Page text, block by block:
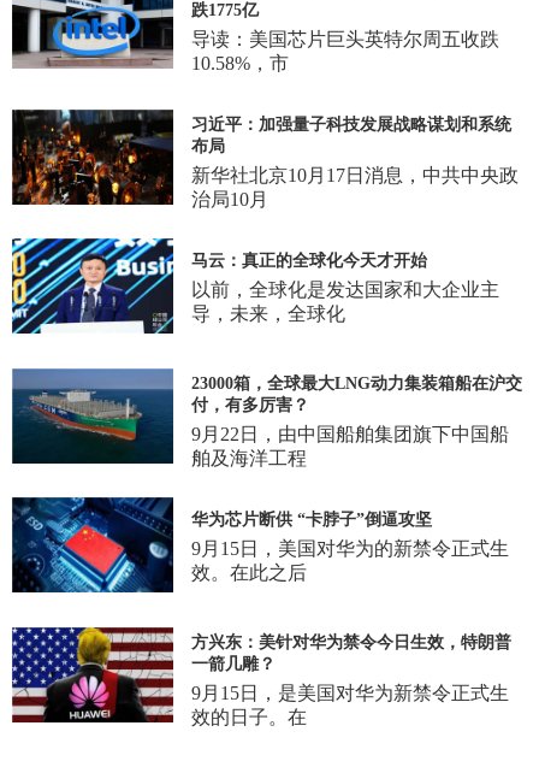
跌1775亿
导读：美国芯片巨头英特尔周五收跌
10.58%，市
习近平：加强量子科技发展战略谋划和系统
布局
新华社北京10月17日消息，中共中央政
治局10月
马云：真正的全球化今天才开始
以前，全球化是发达国家和大企业主
导，未来，全球化
23000箱，全球最大LNG动力集装箱船在沪交
付，有多厉害？
9月22日，由中国船舶集团旗下中国船
舶及海洋工程
华为芯片断供 “卡脖子”倒逼攻坚
9月15日，美国对华为的新禁令正式生
效。在此之后
方兴东：美针对华为禁令今日生效，特朗普
一箭几雕？
9月15日，是美国对华为新禁令正式生
效的日子。在